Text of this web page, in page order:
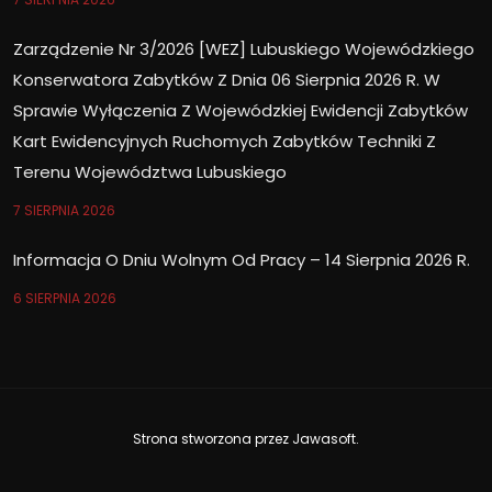
Zarządzenie Nr 3/2026 [WEZ] Lubuskiego Wojewódzkiego
Konserwatora Zabytków Z Dnia 06 Sierpnia 2026 R. W
Sprawie Wyłączenia Z Wojewódzkiej Ewidencji Zabytków
Kart Ewidencyjnych Ruchomych Zabytków Techniki Z
Terenu Województwa Lubuskiego
7 SIERPNIA 2026
Informacja O Dniu Wolnym Od Pracy – 14 Sierpnia 2026 R.
6 SIERPNIA 2026
Strona stworzona przez Jawasoft.